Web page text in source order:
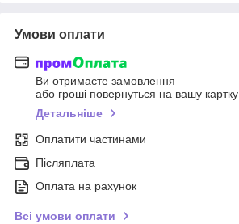
Умови оплати
Ви отримаєте замовлення
або гроші повернуться на вашу картку
Детальніше
Оплатити частинами
Післяплата
Оплата на рахунок
Всі умови оплати